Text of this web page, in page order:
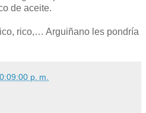
de aceite.
rico,… Arguiñano les pondría
p. m.